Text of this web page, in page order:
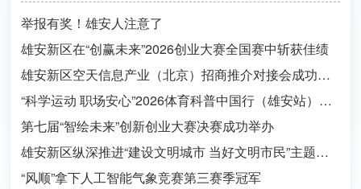
举报有奖！雄安人注意了
雄安新区在“创赢未来”2026创业大赛全国赛中斩获佳绩
雄安新区空天信息产业（北京）招商推介对接会成功举行
“科学运动 职场安心”2026体育科普中国行（雄安站）活动举办
第七届“智绘未来”创新创业大赛决赛成功举办
雄安新区纵深推进“建设文明城市 当好文明市民”主题活动
“风顺”拿下人工智能气象竞赛第三赛季冠军